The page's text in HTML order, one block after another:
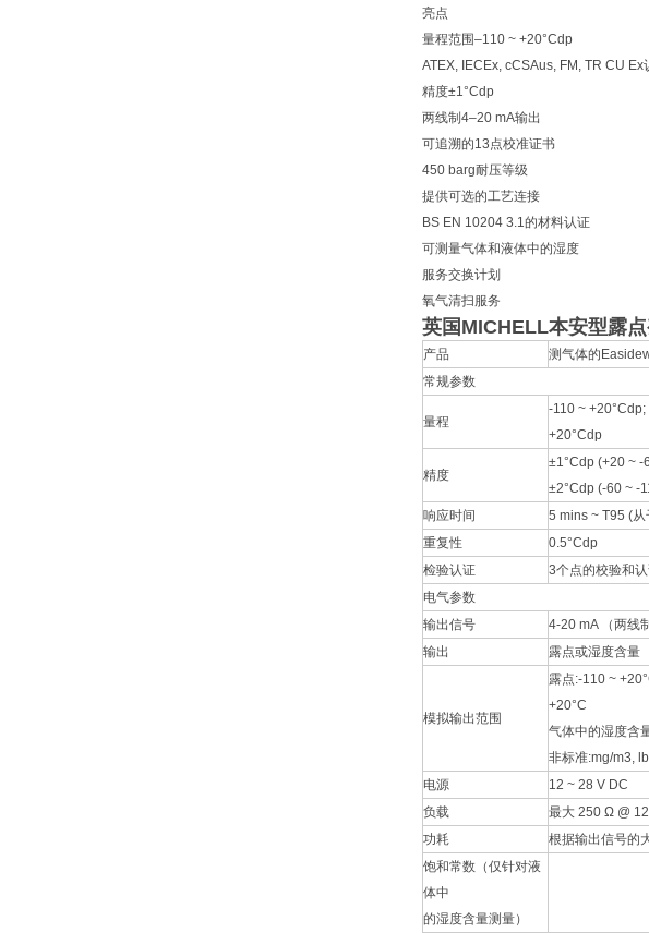
亮点
量程范围–110 ~ +20°Cdp
ATEX, IECEx, cCSAus, FM, TR CU Ex
精度±1°Cdp
两线制4–20 mA输出
可追溯的13点校准证书
450 barg耐压等级
提供可选的工艺连接
BS EN 10204 3.1的材料认证
可测量气体和液体中的湿度
服务交换计划
氧气清扫服务
英国MICHELL本安型露
产品 测气体的
常规参数
量程
-110 ~
+20°Cdp
精度
±1°Cdp (+20 ~ -
±2°Cdp (-60 ~ -
响应时间
5 mins ~ T95 (从
重复性
0.5°Cdp
检验认证
3个点的校验和
电气参数
输出信号
4-20 mA （两线
输出
露点或湿度含量
模拟输出范围
露点:-110 ~
+20°C
气体中的湿度含
非标准:mg/m3,
电源
12 ~ 28 V DC
负载
最大 250 Ω @
功耗
根据输出信号的
饱和常数（仅针对液
体中
的湿度含量测量）